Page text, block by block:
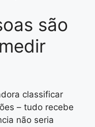
são
classificar
– tudo recebe
não seria